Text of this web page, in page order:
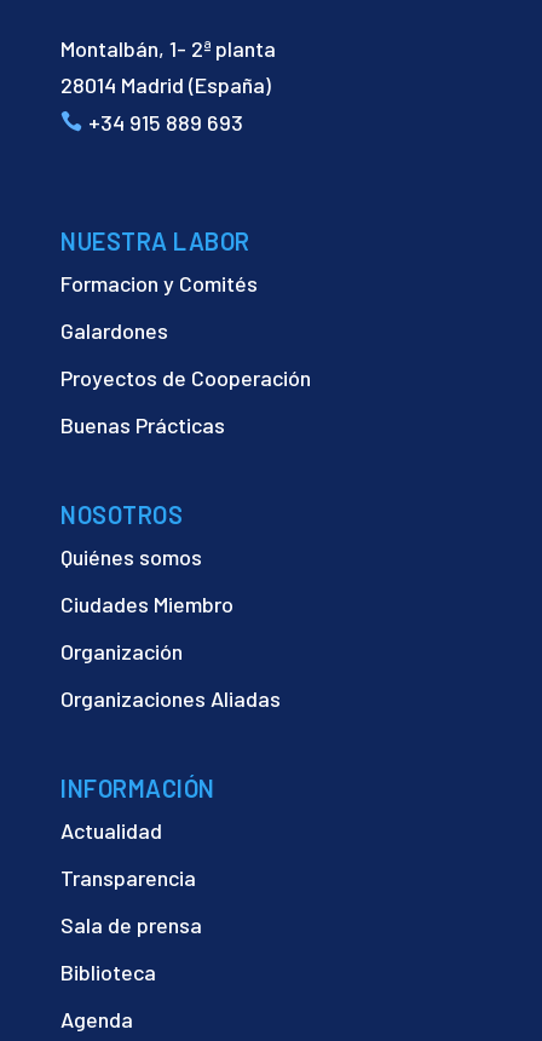
Montalbán, 1- 2ª planta
28014 Madrid (España)
+34 915 889 693
NUESTRA LABOR
Formacion y Comités
Galardones
Proyectos de Cooperación
Buenas Prácticas
NOSOTROS
Quiénes somos
Ciudades Miembro
Organización
Organizaciones Aliadas
INFORMACIÓN
Actualidad
Transparencia
Sala de prensa
Biblioteca
Agenda